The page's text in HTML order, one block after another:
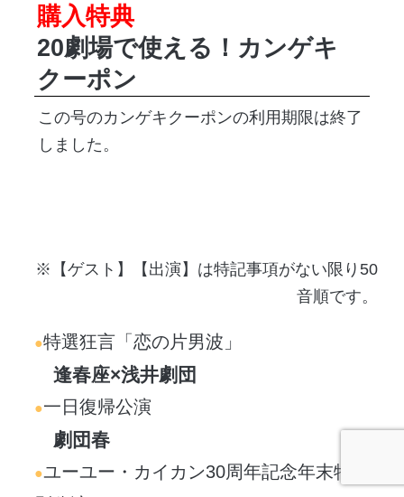
購入特典
20劇場で使える！カンゲキ
クーポン
この号のカンゲキクーポンの利用期限は終了
しました。
※【ゲスト】【出演】は特記事項がない限り50
音順です。
特選狂言「恋の片男波」
逢春座×浅井劇団
一日復帰公演
劇団春
ユーユー・カイカン30周年記念年末特